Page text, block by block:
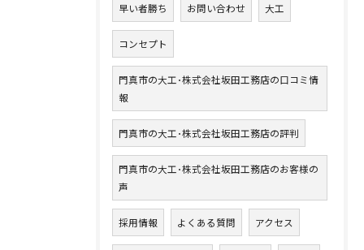
早い者勝ち お問い合わせ 大工
コンセプト
門真市の大工･株式会社坂田工務店の口コミ情
報
門真市の大工･株式会社坂田工務店の評判
門真市の大工･株式会社坂田工務店のお客様の
声
採用情報 よくある質問 アクセス